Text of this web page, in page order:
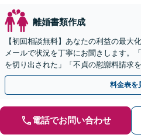
離婚書類作成
【初回相談無料】あなたの利益の最大
メールで状況を丁寧にお聞きします。
を切り出された」「不貞の慰謝料請求
【リーズナブルな料金設定】
料金表を
電話でお問い合わせ